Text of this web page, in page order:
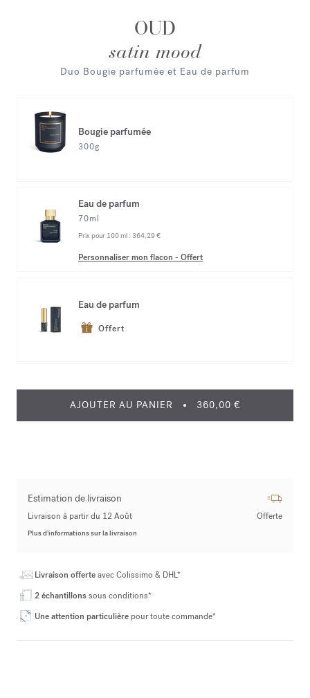
OUD
satin mood
Duo Bougie parfumée et Eau de parfum
Bougie parfumée
300g
Eau de parfum
70ml
Prix pour 100 ml : 364,29 €
Personnaliser mon flacon - Offert
Eau de parfum
Offert
AJOUTER AU PANIER 360,00 €
Estimation de livraison
Livraison à partir du 12 Août Offerte
Plus d’informations sur la livraison
Livraison offerteavec Colissimo & DHL*
2 échantillonssous conditions*
Une attention particulière pour toute commande*